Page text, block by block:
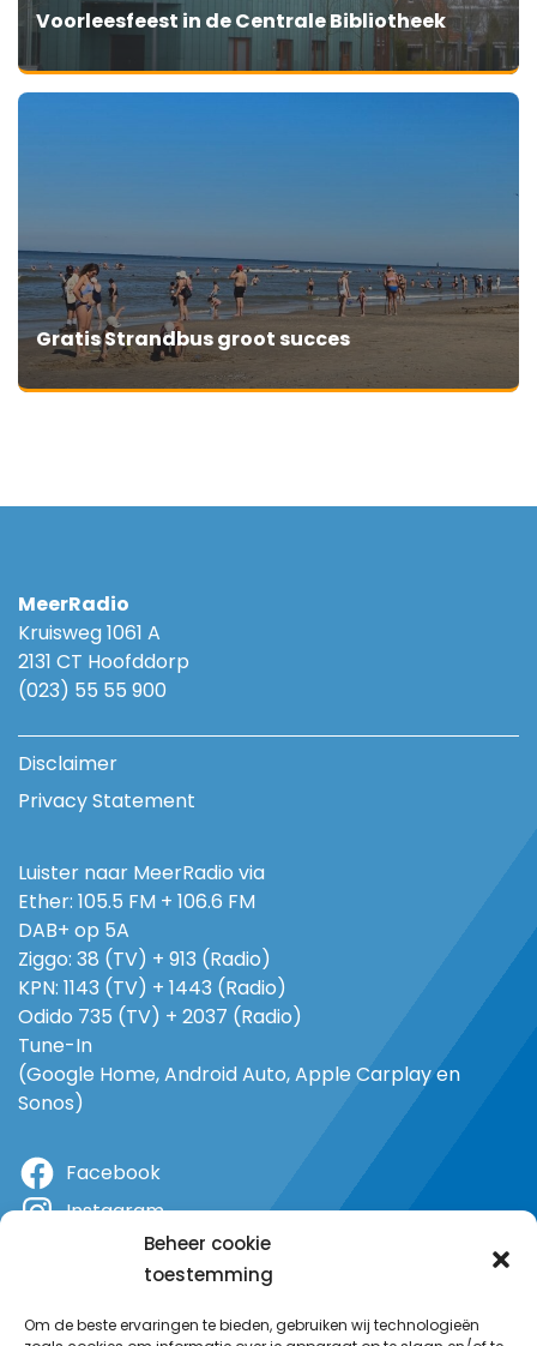
Beheer cookie
toestemming
Om de beste ervaringen te bieden, gebruiken wij technologieën
Voorleesfeest in de Centrale Bibliotheek
Gratis Strandbus groot succes
MeerRadio
Kruisweg 1061 A
2131 CT Hoofddorp
(023) 55 55 900
Disclaimer
Privacy Statement
Luister naar MeerRadio via
Ether: 105.5 FM + 106.6 FM
DAB+ op 5A
Ziggo: 38 (TV) + 913 (Radio)
KPN: 1143 (TV) + 1443 (Radio)
Odido 735 (TV) + 2037 (Radio)
Tune-In
(Google Home, Android Auto, Apple Carplay en
Sonos)
Facebook
Instagram
YouTube